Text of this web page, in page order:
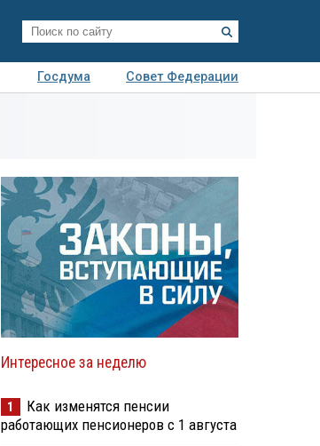
Госдума
Совет Федерации
Интересное за неделю
1
Как изменятся пенсии
работающих пенсионеров с 1 августа